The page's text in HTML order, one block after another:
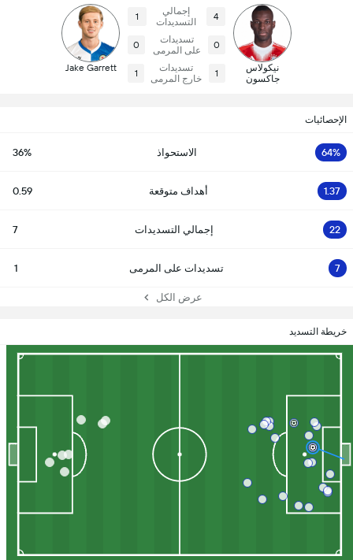
نيكولاس
جاكسون
4
إجمالي
التسديدات
1
0
تسديدات
على المرمى
0
1
تسديدات
خارج المرمى
1
Jake Garrett
الإحصائيات
64% الاستحواذ 36%
1.37 أهداف متوقعة 0.59
22 إجمالي التسديدات 7
7 تسديدات على المرمى 1
عرض الكل
خريطة التسديد